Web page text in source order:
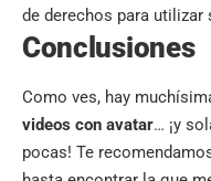
de derechos para utilizar
Conclusiones
Como ves, hay
videos con avatar… ¡y
pocas! Te